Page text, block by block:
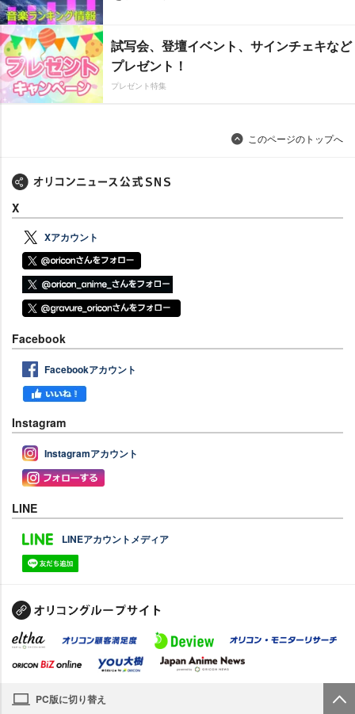
試写会、登壇イベント、サインチェキなど
プレゼント！
プレゼント特集
このページのトップへ
X
Xアカウント
Facebook
Facebookアカウント
Instagram
Instagramアカウント
LINE
LINEアカウントメディア
PC版に切り替え